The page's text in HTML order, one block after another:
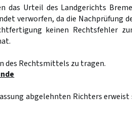
das Urteil des Landgerichts
verworfen, da die Nachprüfung
keinen Rechtsfehler
des Rechtsmittels zu tragen.
abgelehnten Richters erweist